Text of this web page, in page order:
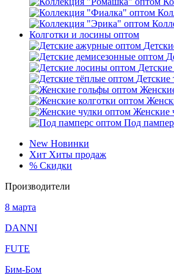
Колготки и лосины оптом
Детские
Женские
Под
New Новинки
Хит Хиты продаж
% Скидки
Производители
8 марта
DANNI
FUTE
Бим-Бом